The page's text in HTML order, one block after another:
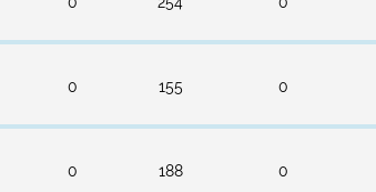
0 155 0
0 188 0